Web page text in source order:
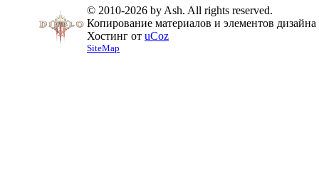
© 2010-2026 by Ash. All rights reserved.
Копирование материалов и элементов
Хостинг от uCoz
SiteMap